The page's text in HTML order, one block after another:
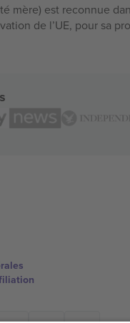
mère) est reconnue
de l’UE, pour sa